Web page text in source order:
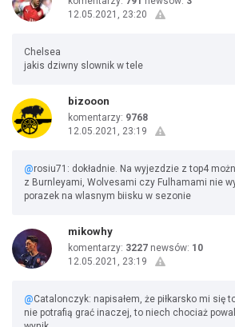
12.05.2021, 23:20
Chelsea
jakis dziwny slownik w tele
bizooon
komentarzy: 9768
12.05.2021, 23:19
@rosiu71: dokładnie. Na wyjezdzie z top4
z Burnleyami, Wolvesami czy Fulhamami nie
porazek na wlasnym biisku w sezonie
mikowhy
komentarzy: 3227 newsów: 10
12.05.2021, 23:19
@Catalonczyk: napisałem, że piłkarsko mi się
nie potrafią grać inaczej, to niech chociaż